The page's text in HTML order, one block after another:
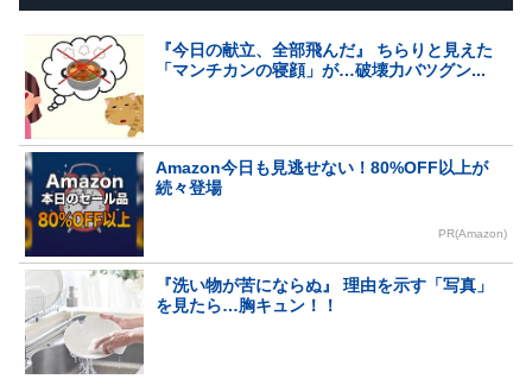
『今日の献立、全部飛んだ』 ちらりと見えた
「マンチカンの寝顔」が…破壊力バツグン...
Amazon今日も見逃せない！80%OFF以上が
続々登場
PR(Amazon)
『洗い物が苦にならぬ』 理由を示す「写真」
を見たら…胸キュン！！